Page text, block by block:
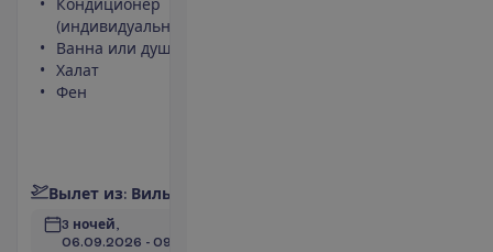
Кондиционер
(индивидуальный)
Ванна или душ
Халат
Фен
Вылет из: Виль
3 ночей,
06.09.2026 - 09.09.2026